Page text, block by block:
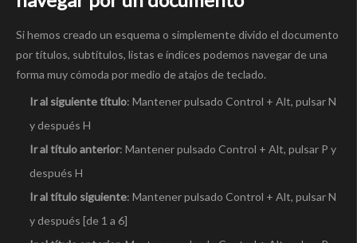
Si hemos creado un esquema o simplemente divido el documento
por títulos, subtítulos, listas e índices podemos navegar de una
forma muy cómoda por medio de atajos de teclado.
Ir al siguiente título: Mantener pulsado Control + Alt, pulsar N
y después H
Ir al título anterior: Mantener pulsado Control + Alt, pulsar P y
después H
Ir al título siguiente: Mantener pulsado Control + Alt, pulsar N
y después [de 1 a 6]